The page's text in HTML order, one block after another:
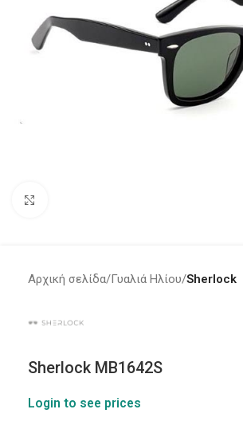
Αρχική σελίδα Γυαλιά Ηλίου Sherlock
Sherlock MB1642S
Login to see prices